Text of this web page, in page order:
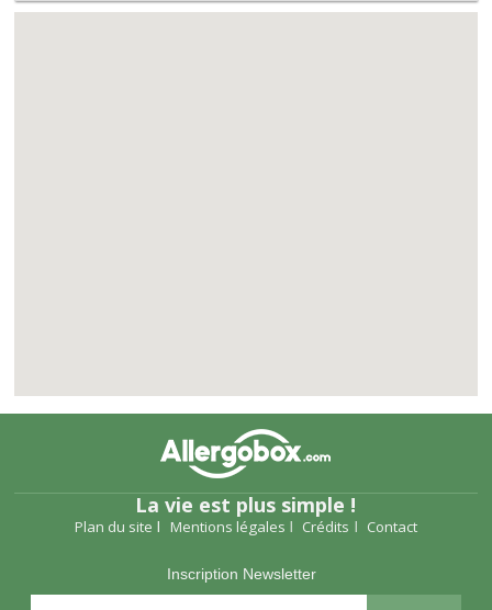
La vie est plus simple !
Plan du site Mentions légales Crédits Contact
Inscription Newsletter